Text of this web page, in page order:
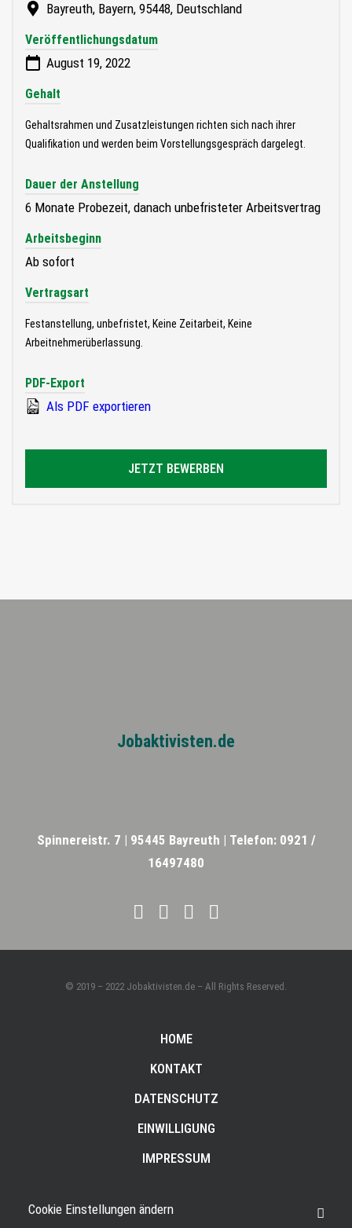
Bayreuth, Bayern, 95448, Deutschland
Veröffentlichungsdatum
August 19, 2022
Gehalt
Gehaltsrahmen und Zusatzleistungen richten sich nach ihrer
Qualifikation und werden beim Vorstellungsgespräch dargelegt.
Dauer der Anstellung
6 Monate Probezeit, danach unbefristeter Arbeitsvertrag
Arbeitsbeginn
Ab sofort
Vertragsart
Festanstellung, unbefristet, Keine Zeitarbeit, Keine
Arbeitnehmerüberlassung.
PDF-Export
Als PDF exportieren
JETZT BEWERBEN
Jobaktivisten.de
Spinnereistr. 7 | 95445 Bayreuth | Telefon: 0921 /
16497480
© 2019 – 2022 Jobaktivisten.de – All Rights Reserved.
HOME
KONTAKT
DATENSCHUTZ
EINWILLIGUNG
IMPRESSUM
Cookie Einstellungen ändern